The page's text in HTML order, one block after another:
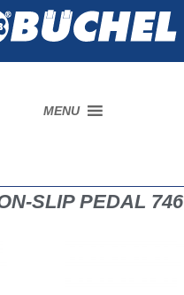
MENU
SLIP PEDAL 746